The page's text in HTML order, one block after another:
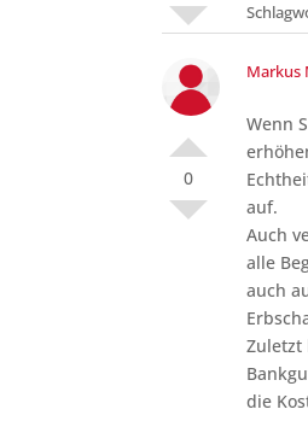
0
Markus
Wenn
auf.
Auch
alle
auch
Zuletzt
die